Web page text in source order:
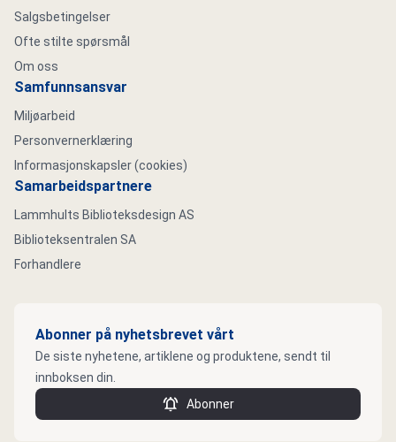
Salgsbetingelser
Ofte stilte spørsmål
Om oss
Samfunnsansvar
Miljøarbeid
Personvernerklæring
Informasjonskapsler (cookies)
Samarbeidspartnere
Lammhults Biblioteksdesign AS
Biblioteksentralen SA
Forhandlere
Abonner på nyhetsbrevet vårt
De siste nyhetene, artiklene og produktene, sendt til
innboksen din.
Abonner